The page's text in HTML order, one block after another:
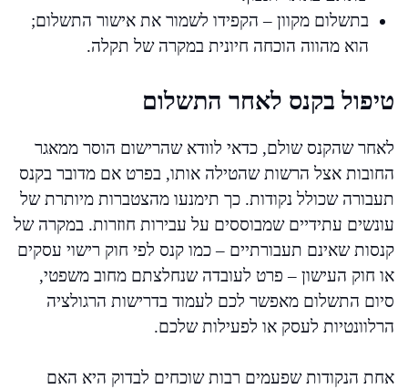
בתשלום מקוון – הקפידו לשמור את אישור התשלום;
הוא מהווה הוכחה חיונית במקרה של תקלה.
טיפול בקנס לאחר התשלום
לאחר שהקנס שולם, כדאי לוודא שהרישום הוסר ממאגר
החובות אצל הרשות שהטילה אותו, בפרט אם מדובר בקנס
תעבורה שכולל נקודות. כך תימנעו מהצטברות מיותרת של
עונשים עתידיים שמבוססים על עבירות חוזרות. במקרה של
קנסות שאינם תעבורתיים – כמו קנס לפי חוק רישוי עסקים
או חוק העישון – פרט לעובדה שנחלצתם מחוב משפטי,
סיום התשלום מאפשר לכם לעמוד בדרישות הרגולציה
הרלוונטיות לעסק או לפעילות שלכם.
אחת הנקודות שפעמים רבות שוכחים לבדוק היא האם